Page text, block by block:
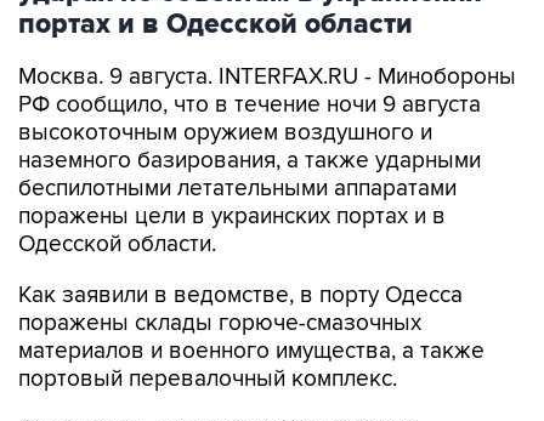
портах и в Одесской области
Москва. 9 августа. INTERFAX.RU - Минобороны
РФ сообщило, что в течение ночи 9 августа
высокоточным оружием воздушного и
наземного базирования, а также ударными
беспилотными летательными аппаратами
поражены цели в украинских портах и в
Одесской области.
Как заявили в ведомстве, в порту Одесса
поражены склады горюче-смазочных
материалов и военного имущества, а также
портовый перевалочный комплекс.